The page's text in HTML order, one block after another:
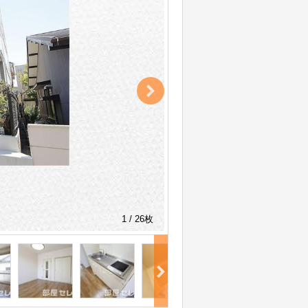
1 / 26枚